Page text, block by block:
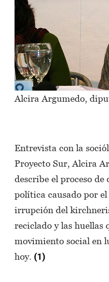
Alcira Argumedo,
Entrevista con la
Proyecto Sur, Alcira
describe el proceso
política causado por
irrupción del
reciclado y las huellas
movimiento social en
hoy. (1)